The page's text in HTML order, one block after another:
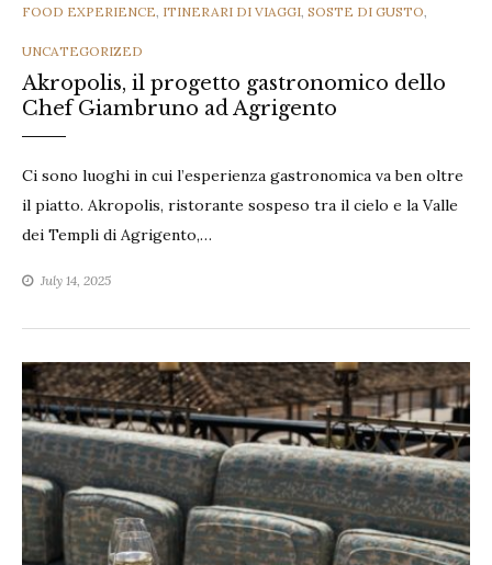
CATEGORIES
FOOD EXPERIENCE ITINERARI DI VIAGGI SOSTE DI GUSTO
UNCATEGORIZED
Akropolis, il progetto gastronomico dello
Chef Giambruno ad Agrigento
Ci sono luoghi in cui l’esperienza gastronomica va ben oltre
il piatto. Akropolis, ristorante sospeso tra il cielo e la Valle
dei Templi di Agrigento,…
July 14, 2025